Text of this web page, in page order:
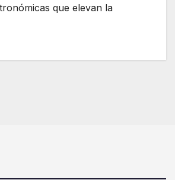
que elevan la